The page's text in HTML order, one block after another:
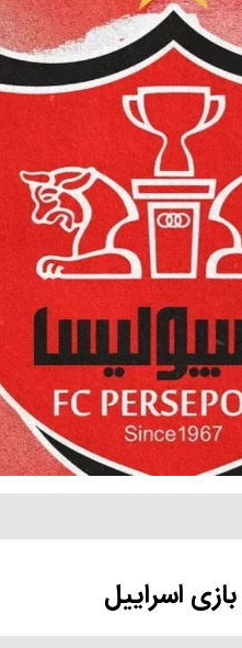
اسراییل